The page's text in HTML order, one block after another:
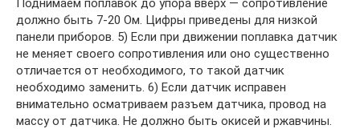
Поднимаем поплавок до упора вверх — сопротивление
должно быть 7-20 Ом. Цифры приведены для низкой
панели приборов. 5) Если при движении поплавка датчик
не меняет своего сопротивления или оно существенно
отличается от необходимого, то такой датчик
необходимо заменить. 6) Если датчик исправен
внимательно осматриваем разъем датчика, провод на
массу от датчика. Не должно быть окисей и ржавчины.